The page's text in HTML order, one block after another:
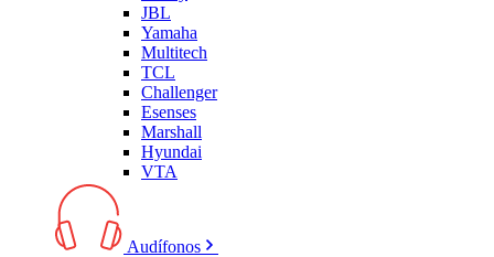
JBL
Yamaha
Multitech
TCL
Challenger
Esenses
Marshall
Hyundai
VTA
Audífonos